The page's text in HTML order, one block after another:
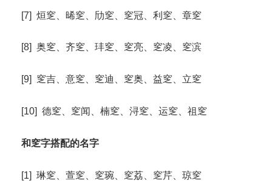
[7] 烜窆、晞窆、劤窆、窆冠、利窆、章窆
[8] 奥窆、齐窆、玤窆、窆亮、窆凌、窆滨
[9] 窆吉、意窆、窆迪、窆奥、益窆、立窆
[10] 德窆、窆闻、楠窆、浔窆、运窆、祖窆
和窆字搭配的名字
[1] 琳窆、萱窆、窆琬、窆荔、窆芹、琼窆